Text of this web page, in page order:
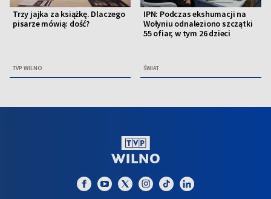
Trzy jajka za książkę. Dlaczego
pisarze mówią: dość?
TVP WILNO
IPN: Podczas ekshumacji na
Wołyniu odnaleziono szczątki
55 ofiar, w tym 26 dzieci
ŚWIAT